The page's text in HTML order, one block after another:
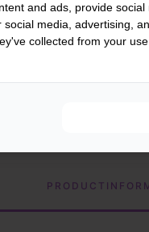
and ads, provide
media, advertising,
collected from your